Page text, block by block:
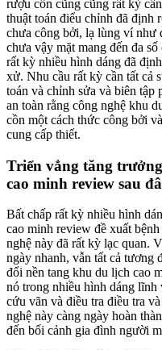
rượu cồn cũng cũng rất kỳ
thuật toán điểu chỉnh đã định
chưa công bởi, lạ lùng ví như
chưa vậy mặt mang đến đa
rất kỳ nhiều hình dáng đã
xử. Nhu cầu rất kỳ cần tất cả
toán và chỉnh sửa và biên tập
an toàn rằng công nghệ khu
cồn một cách thức công bởi
cung cấp thiết.
Triển vẳng tăng
cao minh review sau
Bất chấp rất kỳ nhiều hình
cao minh review đề xuất
nghệ này đã rất kỳ lạc quan.
ngày nhanh, vẫn tất cả tương
đổi nền tang khu du lịch cao
nó trong nhiều hình dáng
cứu vãn và điều tra điều tra
nghệ này càng ngày hoàn
đến bối cảnh gia đình người